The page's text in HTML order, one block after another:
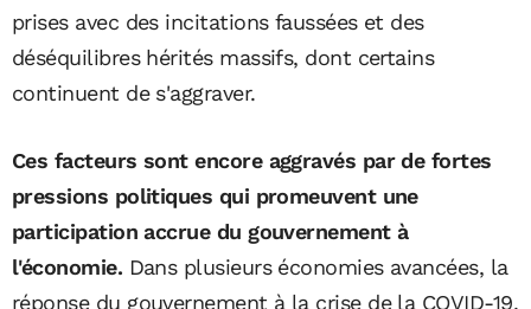
prises avec des incitations faussées et des
déséquilibres hérités massifs, dont certains
continuent de s'aggraver.
Ces facteurs sont encore aggravés par de fortes
pressions politiques qui promeuvent une
participation accrue du gouvernement à
l'économie. Dans plusieurs économies avancées, la
réponse du gouvernement à la crise de la COVID-19,